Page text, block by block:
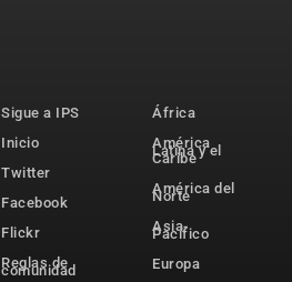
Sigue a IPS
Inicio
Twitter
Facebook
Flickr
Reglas de
comunidad
África
América
Latina y el
Caribe
América del
Norte
Asia-
Pacífico
Europa